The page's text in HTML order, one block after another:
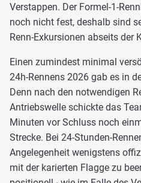
Verstappen. Der Formel-1-
noch nicht fest, deshalb sind
Renn-Exkursionen abseits der
Einen zumindest minimal
24h-Rennens 2026 gab es in
Denn nach den notwendigen
Antriebswelle schickte das
Minuten vor Schluss noch
Strecke. Bei 24-Stunden-
Angelegenheit wenigstens
mit der karierten Flagge zu